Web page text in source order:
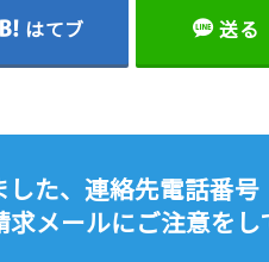
はてブ 送る
した、連絡先電話番
メールにご注意をし